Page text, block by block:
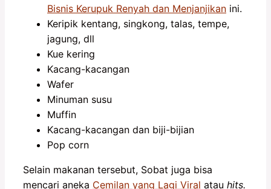
Bisnis Kerupuk Renyah dan Menjanjikan ini.
Keripik kentang, singkong, talas, tempe,
jagung, dll
Kue kering
Kacang-kacangan
Wafer
Minuman susu
Muffin
Kacang-kacangan dan biji-bijian
Pop corn
Selain makanan tersebut, Sobat juga bisa
mencari aneka Cemilan yang Lagi Viral atau hits.